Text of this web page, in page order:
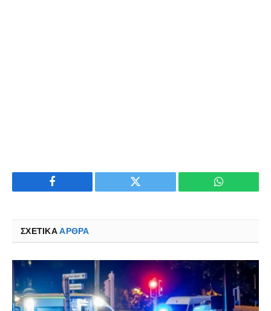
Facebook Twitter WhatsApp
ΣΧΕΤΙΚΑΆΡΘΡΑ